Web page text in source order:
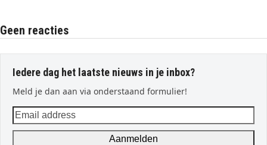
Geen reacties
Iedere dag het laatste nieuws in je inbox?
Meld je dan aan via onderstaand formulier!
Email
address
Aanmelden